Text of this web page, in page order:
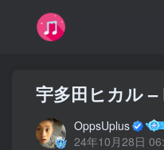
宇多田ヒカル
OppsUplus
24年10月28日